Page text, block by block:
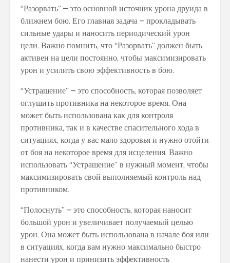
“Разорвать” – это основной источник урона друида в
ближнем бою. Его главная задача – прокладывать
сильные удары и наносить периодический урон
цели. Важно помнить, что “Разорвать” должен быть
активен на цели постоянно, чтобы максимизировать
урон и усилить свою эффективность в бою.
“Устрашение” – это способность, которая позволяет
оглушить противника на некоторое время. Она
может быть использована как для контроля
противника, так и в качестве спасительного хода в
ситуациях, когда у вас мало здоровья и нужно отойти
от боя на некоторое время для исцеления. Важно
использовать “Устрашение” в нужный момент, чтобы
максимизировать свой выполняемый контроль над
противником.
“Полоснуть” – это способность, которая наносит
большой урон и увеличивает получаемый целью
урон. Она может быть использована в начале боя или
в ситуациях, когда вам нужно максимально быстро
нанести урон и принизить эффективность